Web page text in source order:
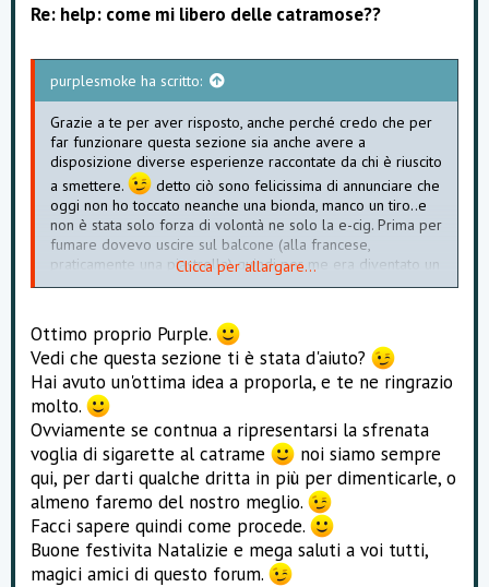
Re: help: come mi libero delle catramose??
purplesmoke ha scritto:
Grazie a te per aver risposto, anche perché credo che per
far funzionare questa sezione sia anche avere a
disposizione diverse esperienze raccontate da chi è riuscito
a smettere.
detto ciò sono felicissima di annunciare che
oggi non ho toccato neanche una bionda, manco un tiro..e
non è stata solo forza di volontà ne solo la e-cig. Prima per
fumare dovevo uscire sul balcone (alla francese,
praticamente una piastrella) quindi per me era diventato un
rituale: mi alzo e vado fuori a fumare, dopo mangiato vado
sostituendo con la e-cig, solo che ora rientro in casa e
continuo a svapare senza problemi
sono moltooo
soddisfattaaaa!!
Clicca per allargare...
Ottimo proprio Purple.
Vedi che questa sezione ti è stata d'aiuto?
Hai avuto un'ottima idea a proporla, e te ne ringrazio
molto.
Ovviamente se contnua a ripresentarsi la sfrenata
voglia di sigarette al catrame
noi siamo sempre
qui, per darti qualche dritta in più per dimenticarle, o
almeno faremo del nostro meglio.
Facci sapere quindi come procede.
Buone festivita Natalizie e mega saluti a voi tutti,
magici amici di questo forum.